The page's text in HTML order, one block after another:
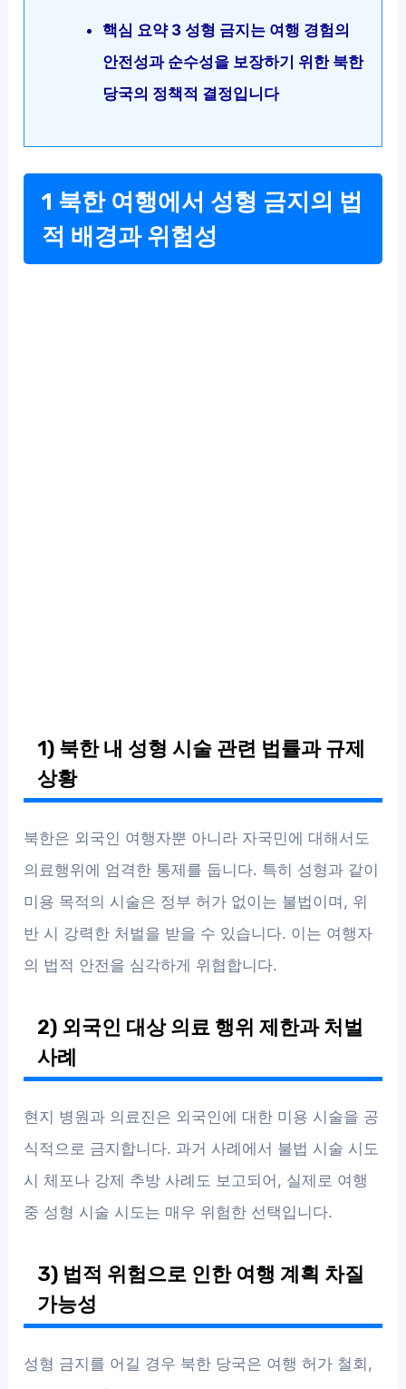
핵심 요약 3 성형 금지는 여행 경험의
안전성과 순수성을 보장하기 위한 북한
당국의 정책적 결정입니다
1 북한 여행에서 성형 금지의 법
적 배경과 위험성
1) 북한 내 성형 시술 관련 법률과 규제
상황
북한은 외국인 여행자뿐 아니라 자국민에 대해서도
의료행위에 엄격한 통제를 둡니다. 특히 성형과 같이
미용 목적의 시술은 정부 허가 없이는 불법이며, 위
반 시 강력한 처벌을 받을 수 있습니다. 이는 여행자
의 법적 안전을 심각하게 위협합니다.
2) 외국인 대상 의료 행위 제한과 처벌
사례
현지 병원과 의료진은 외국인에 대한 미용 시술을 공
식적으로 금지합니다. 과거 사례에서 불법 시술 시도
시 체포나 강제 추방 사례도 보고되어, 실제로 여행
중 성형 시술 시도는 매우 위험한 선택입니다.
3) 법적 위험으로 인한 여행 계획 차질
가능성
성형 금지를 어길 경우 북한 당국은 여행 허가 철회,